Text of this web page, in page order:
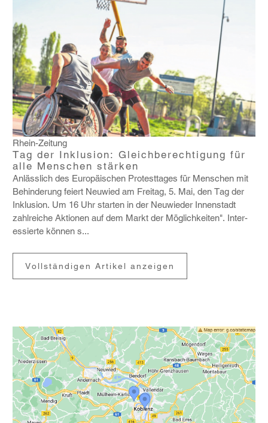
Rhein-Zeitung
Tag der Inklusion: Gleichberechtigung für
alle Menschen stärken
Anläss­lich des Euro­päi­schen Protest­tages für Menschen mit
Behin­de­rung feiert Neuwied am Freitag, 5. Mai, den Tag der
Inklu­sion. Um 16 Uhr starten in der Neuwieder Innen­stadt
zahl­reiche Aktionen auf dem Markt der Möglich­keiten". Inter­
es­sierte können s...
Vollständigen Artikel anzeigen